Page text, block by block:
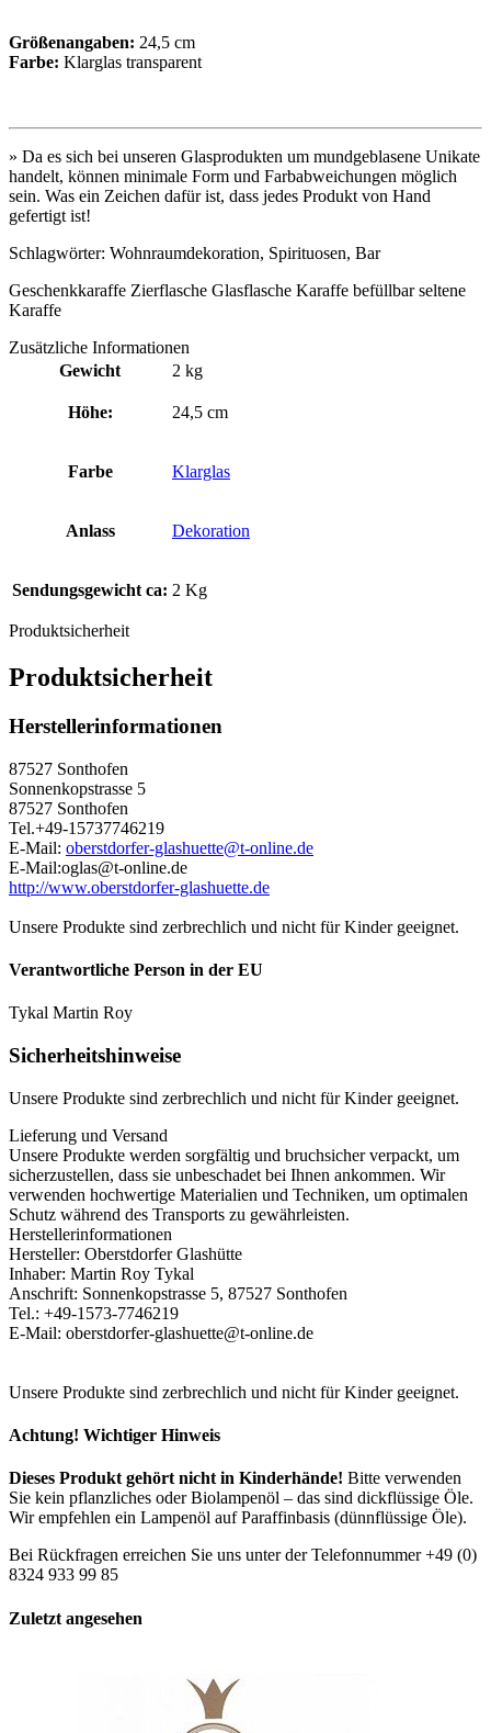
Größenangaben: 24,5 cm
Farbe: Klarglas transparent
» Da es sich bei unseren Glasprodukten um mundgeblasene Unikate
handelt, können minimale Form und Farbabweichungen möglich
sein. Was ein Zeichen dafür ist, dass jedes Produkt von Hand
gefertigt ist!
Schlagwörter: Wohnraumdekoration, Spirituosen, Bar
Geschenkkaraffe Zierflasche Glasflasche Karaffe befüllbar seltene
Karaffe
Zusätzliche Informationen
Gewicht
2 kg
Höhe: 24,5 cm
Farbe Klarglas
Anlass Dekoration
Sendungsgewicht ca: 2 Kg
Produktsicherheit
Produktsicherheit
Herstellerinformationen
87527 Sonthofen
Sonnenkopstrasse 5
87527 Sonthofen
Tel.+49-15737746219
E-Mail: oberstdorfer-glashuette@t-online.de
E-Mail:oglas@t-online.de
http://www.oberstdorfer-glashuette.de
Unsere Produkte sind zerbrechlich und nicht für Kinder geeignet.
Verantwortliche Person in der EU
Tykal Martin Roy
Sicherheitshinweise
Unsere Produkte sind zerbrechlich und nicht für Kinder geeignet.
Lieferung und Versand
Unsere Produkte werden sorgfältig und bruchsicher verpackt, um
sicherzustellen, dass sie unbeschadet bei Ihnen ankommen. Wir
verwenden hochwertige Materialien und Techniken, um optimalen
Schutz während des Transports zu gewährleisten.
Herstellerinformationen
Hersteller: Oberstdorfer Glashütte
Inhaber: Martin Roy Tykal
Anschrift: Sonnenkopstrasse 5, 87527 Sonthofen
Tel.: +49-1573-7746219
E-Mail: oberstdorfer-glashuette@t-online.de
Unsere Produkte sind zerbrechlich und nicht für Kinder geeignet.
Achtung! Wichtiger Hinweis
Dieses Produkt gehört nicht in Kinderhände! Bitte verwenden
Sie kein pflanzliches oder Biolampenöl – das sind dickflüssige Öle.
Wir empfehlen ein Lampenöl auf Paraffinbasis (dünnflüssige Öle).
Bei Rückfragen erreichen Sie uns unter der Telefonnummer +49 (0)
8324 933 99 85
Zuletzt angesehen